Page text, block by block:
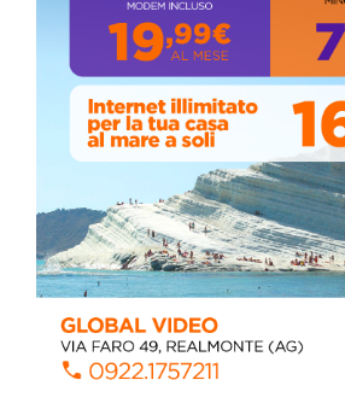
Coronavirus: messaggio
ai cittadini
Domenica, Novembre 22, 2020